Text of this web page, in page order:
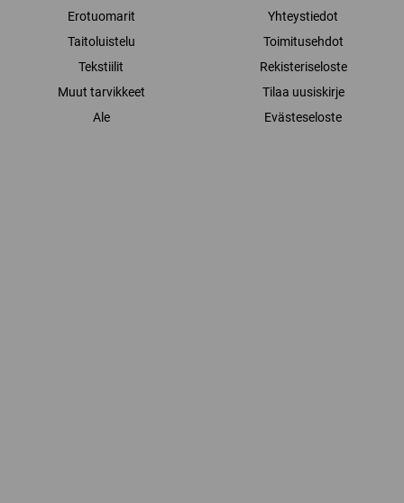
Erotuomarit
Taitoluistelu
Tekstiilit
Muut tarvikkeet
Ale
Yhteystiedot
Toimitusehdot
Rekisteriseloste
Tilaa uusiskirje
Evästeseloste